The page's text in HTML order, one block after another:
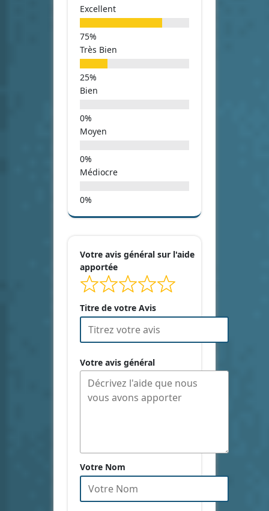
Excellent
Très Bien
Bien
Moyen
Médiocre
Votre avis général sur l'aide
apportée
Titre de votre Avis
Votre avis général
Votre Nom